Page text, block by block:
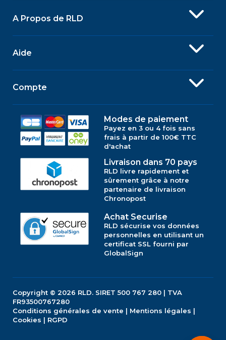
A Propos de RLD
Aide
Compte
Modes de paiement
Payez en 3 ou 4 fois sans
frais à partir de 100€ TTC
d'achat
Livraison dans 70 pays
RLD livre rapidement et
sûrement grâce à notre
partenaire de livraison
Chronopost
Achat Securise
RLD sécurise vos données
personnelles en utilisant un
certificat SSL fourni par
GlobalSign
Copyright © 2026 RLD. SIRET 500 767 280 | TVA
FR93500767280
Conditions générales de vente | Mentions légales |
Cookies | RGPD